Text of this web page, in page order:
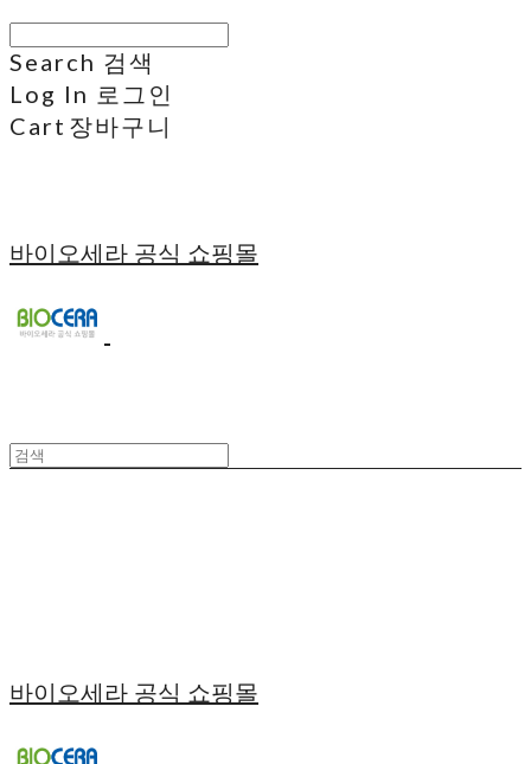
Search 검색
Log In 로그인
Cart 장바구니
바이오세라 공식 쇼핑몰
바이오세라 공식 쇼핑몰